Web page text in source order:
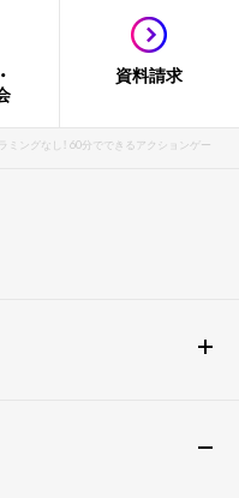
資料請求
ミングなし！ 60分でできるアクションゲー